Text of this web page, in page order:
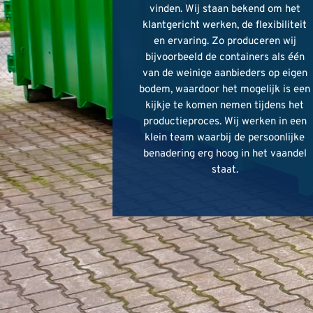
vinden. Wij staan bekend om het
klantgericht werken, de flexibiliteit
en ervaring. Zo produceren wij
bijvoorbeeld de containers als één
van de weinige aanbieders op eigen
bodem, waardoor het mogelijk is een
kijkje te komen nemen tijdens het
productieproces. Wij werken in een
klein team waarbij de persoonlijke
benadering erg hoog in het vaandel
staat.
vinden. Wij staan bekend om het
klantgericht werken, de flexibiliteit
en ervaring. Zo produceren wij
bijvoorbeeld de containers als één
van de weinige aanbieders op eigen
bodem, waardoor het mogelijk is een
kijkje te komen nemen tijdens het
productieproces. Wij werken in een
klein team waarbij de persoonlijke
benadering erg hoog in het vaandel
staat.
vinden. Wij staan bekend om het
klantgericht werken, de flexibiliteit
en ervaring. Zo produceren wij
bijvoorbeeld de containers als één
van de weinige aanbieders op eigen
bodem, waardoor het mogelijk is een
kijkje te komen nemen tijdens het
productieproces. Wij werken in een
klein team waarbij de persoonlijke
benadering erg hoog in het vaandel
staat.